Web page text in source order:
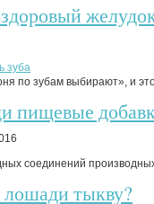
по зубам выбирают», и
пищевые
соединений
тыкву?